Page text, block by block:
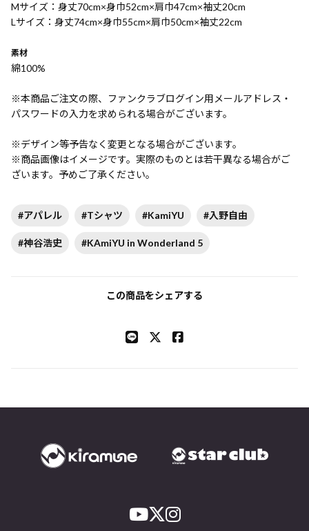
Mサイズ：身丈70cm×身巾52cm×肩巾47cm×袖丈20cm
Lサイズ：身丈74cm×身巾55cm×肩巾50cm×袖丈22cm
素材
綿100%
※本商品ご注文の際、ファンクラブログイン用メールアドレス・
パスワードの入力を求められる場合がございます。
※デザイン等予告なく変更となる場合がございます。
※商品画像はイメージです。実際のものとは若干異なる場合がご
ざいます。予めご了承ください。
#アパレル #Tシャツ #KamiYU #入野自由
#神谷浩史 #KAmiYU in Wonderland 5
この商品をシェアする